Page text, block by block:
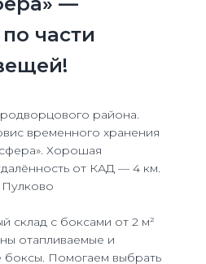
части
района.
временного хранения
Хорошая
от КАД — 4 км.
склад с боксами от 2 м²
отапливаемые и
боксы. Помогаем выбрать